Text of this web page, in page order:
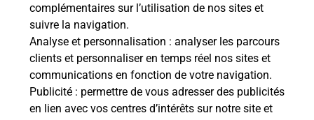
complémentaires sur l’utilisation de nos sites et
suivre la navigation.
Analyse et personnalisation : analyser les parcours
clients et personnaliser en temps réel nos sites et
communications en fonction de votre navigation.
Publicité : permettre de vous adresser des publicités
en lien avec vos centres d’intérêts sur notre site et
Prochaine collecte du courriersamedià 09h30
19 Chemin De La Martine
32170 Monpardiac
Itinéraire